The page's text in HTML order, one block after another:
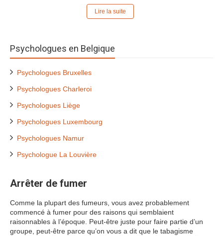
Lire la suite
Psychologues en Belgique
Psychologues Bruxelles
Psychologues Charleroi
Psychologues Liège
Psychologues Luxembourg
Psychologues Namur
Psychologue La Louvière
Arrêter de fumer
Comme la plupart des fumeurs, vous avez probablement
commencé à fumer pour des raisons qui semblaient
raisonnables à l’époque. Peut-être juste pour faire partie d’un
groupe, peut-être parce qu’on vous a dit que le tabagisme